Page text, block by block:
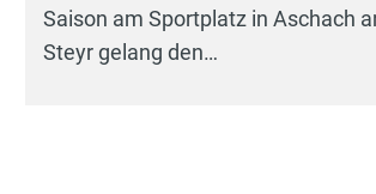
Saison am Sportplatz in Aschach
Steyr gelang den…